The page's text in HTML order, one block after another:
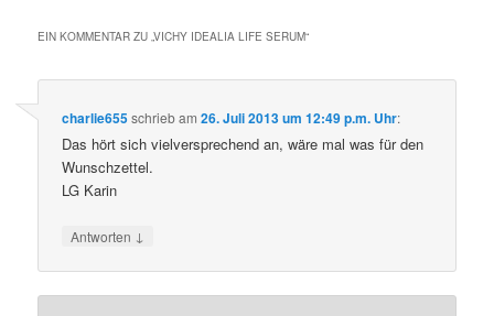
EIN KOMMENTAR ZU „VICHY IDEALIA LIFE SERUM“
charlie655schriebam26. Juli 2013 um 12:49 p.m. Uhr:
Das hört sich vielversprechend an, wäre mal was für den
Wunschzettel.
LG Karin
Antworten ↓